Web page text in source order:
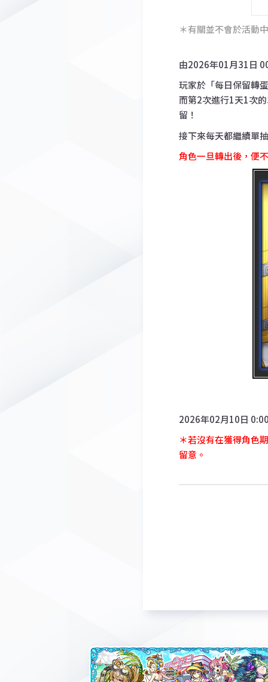
＊有關並不會於活動
由2026年01月31日
玩家於「每日保留轉
而第2次進行1天1次
留！
接下來每天都繼續單
角色一旦轉出後，便
2026年02月10日
＊若沒有在獲得角色
留意。